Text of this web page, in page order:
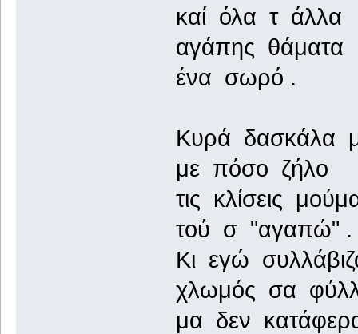
καί όλα τ άλλα
αγάπης θάματα
ένα σωρό .
Κυρά δασκάλα
με πόσο ζήλο
τις κλίσεις
τού σ "αγαπώ" .
Κι εγώ
χλωμός σα
μα δεν